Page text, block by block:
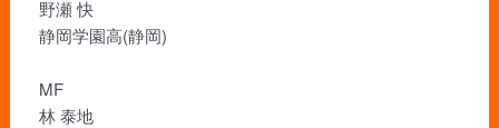
野瀬 快
静岡学園高(静岡)
MF
林 泰地